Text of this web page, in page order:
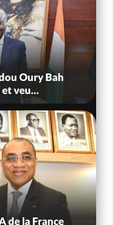
Oury Bah
veu...
de la France